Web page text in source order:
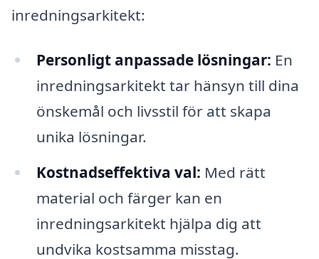
inredningsarkitekt:
Personligt anpassade lösningar: En
inredningsarkitekt tar hänsyn till dina
önskemål och livsstil för att skapa
unika lösningar.
Kostnadseffektiva val: Med rätt
material och färger kan en
inredningsarkitekt hjälpa dig att
undvika kostsamma misstag.